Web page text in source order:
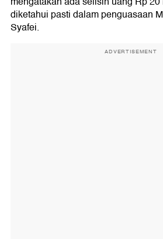
diketahui pasti dalam penguasaan
Syafei.
ADVERTISEMENT